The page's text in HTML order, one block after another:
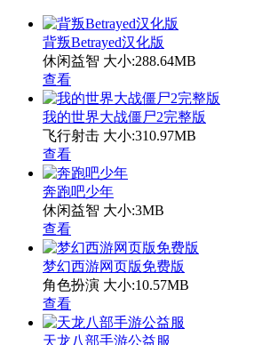
背叛Betrayed汉化版
休闲益智 大小:288.64MB
查看
我的世界大战僵尸2完整版
飞行射击 大小:310.97MB
查看
奔跑吧少年
休闲益智 大小:3MB
查看
梦幻西游网页版免费版
角色扮演 大小:10.57MB
查看
天龙八部手游公益服